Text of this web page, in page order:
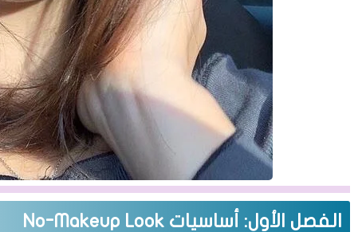
الفصل الأول: أساسيات No-Makeup Look